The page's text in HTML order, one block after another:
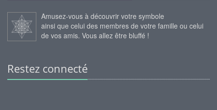
Amusez-vous à découvrir votre symbole
ainsi que celui des membres de votre famille ou celui
de vos amis. Vous allez être bluffé !
Restez connecté